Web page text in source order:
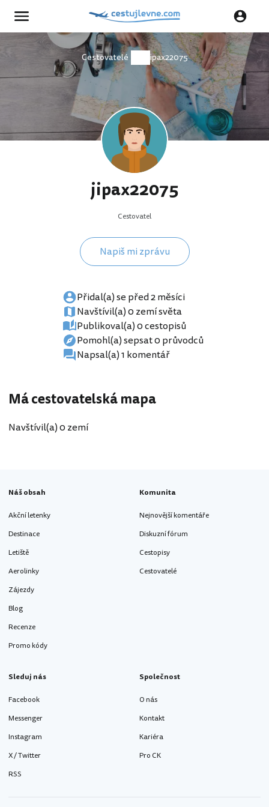
Cestovatelé jipax22075
jipax22075
Cestovatel
Napiš mi zprávu
Přidal(a) se před 2 měsíci
Navštívil(a) 0 zemí světa
Publikoval(a) 0 cestopisů
Pomohl(a) sepsat 0 průvodců
Napsal(a) 1 komentář
Má cestovatelská mapa
Navštívil(a) 0 zemí
Náš obsah
Akční letenky
Destinace
Letiště
Aerolinky
Zájezdy
Blog
Recenze
Promo kódy
Komunita
Nejnovější komentáře
Diskuzní fórum
Cestopisy
Cestovatelé
Sleduj nás
Facebook
Messenger
Instagram
X / Twitter
RSS
Společnost
O nás
Kontakt
Kariéra
Pro CK